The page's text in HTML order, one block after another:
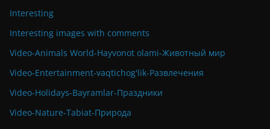
Interesting
Interesting images with comments
Video-Animals World-Hayvonot olami-Животный мир
Video-Entertainment-vaqtichog'lik-Развлечения
Video-Holidays-Bayramlar-Праздники
Video-Nature-Tabiat-Природа